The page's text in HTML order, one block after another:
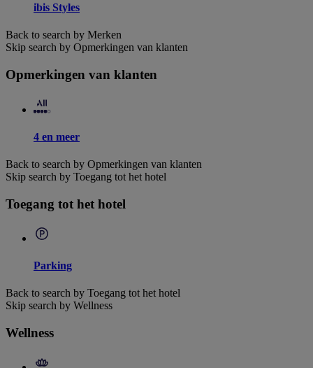
ibis Styles
Back to search by Merken
Skip search by Opmerkingen van klanten
Opmerkingen van klanten
4 en meer
Back to search by Opmerkingen van klanten
Skip search by Toegang tot het hotel
Toegang tot het hotel
Parking
Back to search by Toegang tot het hotel
Skip search by Wellness
Wellness